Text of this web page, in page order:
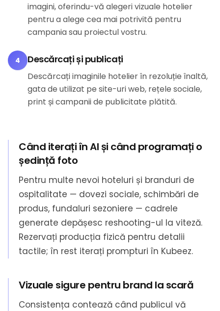
imagini, oferindu-vă alegeri vizuale hotelier
pentru a alege cea mai potrivită pentru
campania sau proiectul vostru.
4 Descărcați și publicați
Descărcați imaginile hotelier în rezoluție înaltă,
gata de utilizat pe site-uri web, rețele sociale,
print și campanii de publicitate plătită.
Când iterați în AI și când programați o
ședință foto
Pentru multe nevoi hoteluri și branduri de
ospitalitate — dovezi sociale, schimbări de
produs, fundaluri sezoniere — cadrele
generate depășesc reshooting-ul la viteză.
Rezervați producția fizică pentru detalii
tactile; în rest iterați prompturi în Kubeez.
Vizuale sigure pentru brand la scară
Consistența contează când publicul vă